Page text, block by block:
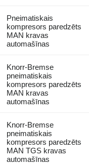
Pneimatiskais
kompresors paredzēts
MAN kravas
automašīnas
Knorr-Bremse
pneimatiskais
kompresors paredzēts
MAN kravas
automašīnas
Knorr-Bremse
pneimatiskais
kompresors paredzēts
MAN TGS kravas
automašīnas